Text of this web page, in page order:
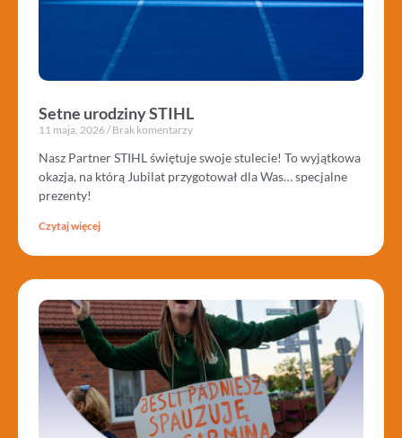
Setne urodziny STIHL
11 maja, 2026 Brak komentarzy
Nasz Partner STIHL świętuje swoje stulecie! To wyjątkowa
okazja, na którą Jubilat przygotował dla Was… specjalne
prezenty!
Czytaj więcej